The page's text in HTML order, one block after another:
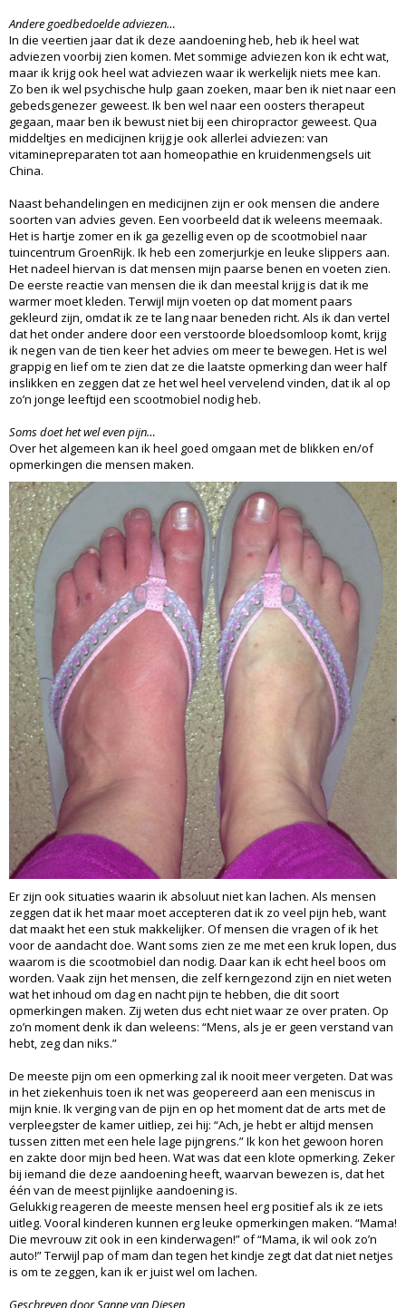
Andere goedbedoelde adviezen…
In die veertien jaar dat ik deze aandoening heb, heb ik heel wat
adviezen voorbij zien komen. Met sommige adviezen kon ik echt wat,
maar ik krijg ook heel wat adviezen waar ik werkelijk niets mee kan.
Zo ben ik wel psychische hulp gaan zoeken, maar ben ik niet naar een
gebedsgenezer geweest. Ik ben wel naar een oosters therapeut
gegaan, maar ben ik bewust niet bij een chiropractor geweest. Qua
middeltjes en medicijnen krijg je ook allerlei adviezen: van
vitaminepreparaten tot aan homeopathie en kruidenmengsels uit
China.
Naast behandelingen en medicijnen zijn er ook mensen die andere
soorten van advies geven. Een voorbeeld dat ik weleens meemaak.
Het is hartje zomer en ik ga gezellig even op de scootmobiel naar
tuincentrum GroenRijk. Ik heb een zomerjurkje en leuke slippers aan.
Het nadeel hiervan is dat mensen mijn paarse benen en voeten zien.
De eerste reactie van mensen die ik dan meestal krijg is dat ik me
warmer moet kleden. Terwijl mijn voeten op dat moment paars
gekleurd zijn, omdat ik ze te lang naar beneden richt. Als ik dan vertel
dat het onder andere door een verstoorde bloedsomloop komt, krijg
ik negen van de tien keer het advies om meer te bewegen. Het is wel
grappig en lief om te zien dat ze die laatste opmerking dan weer half
inslikken en zeggen dat ze het wel heel vervelend vinden, dat ik al op
zo’n jonge leeftijd een scootmobiel nodig heb.
Soms doet het wel even pijn…
Over het algemeen kan ik heel goed omgaan met de blikken en/of
opmerkingen die mensen maken.
Er zijn ook situaties waarin ik absoluut niet kan lachen. Als mensen
zeggen dat ik het maar moet accepteren dat ik zo veel pijn heb, want
dat maakt het een stuk makkelijker. Of mensen die vragen of ik het
voor de aandacht doe. Want soms zien ze me met een kruk lopen, dus
waarom is die scootmobiel dan nodig. Daar kan ik echt heel boos om
worden. Vaak zijn het mensen, die zelf kerngezond zijn en niet weten
wat het inhoud om dag en nacht pijn te hebben, die dit soort
opmerkingen maken. Zij weten dus echt niet waar ze over praten. Op
zo’n moment denk ik dan weleens: “Mens, als je er geen verstand van
hebt, zeg dan niks.”
De meeste pijn om een opmerking zal ik nooit meer vergeten. Dat was
in het ziekenhuis toen ik net was geopereerd aan een meniscus in
mijn knie. Ik verging van de pijn en op het moment dat de arts met de
verpleegster de kamer uitliep, zei hij: “Ach, je hebt er altijd mensen
tussen zitten met een hele lage pijngrens.” Ik kon het gewoon horen
en zakte door mijn bed heen. Wat was dat een klote opmerking. Zeker
bij iemand die deze aandoening heeft, waarvan bewezen is, dat het
één van de meest pijnlijke aandoening is.
Gelukkig reageren de meeste mensen heel erg positief als ik ze iets
uitleg. Vooral kinderen kunnen erg leuke opmerkingen maken. “Mama!
Die mevrouw zit ook in een kinderwagen!” of “Mama, ik wil ook zo’n
auto!” Terwijl pap of mam dan tegen het kindje zegt dat dat niet netjes
is om te zeggen, kan ik er juist wel om lachen.
Geschreven door Sanne van Diesen